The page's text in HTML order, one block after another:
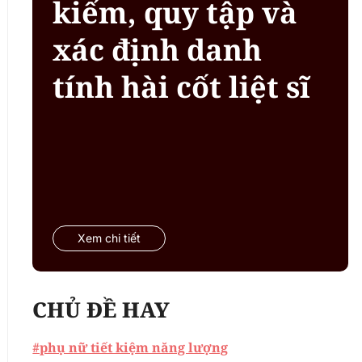
kiếm, quy tập và
xác định danh
tính hài cốt liệt sĩ
Xem chi tiết
CHỦ ĐỀ HAY
#phụ nữ tiết kiệm năng lượng